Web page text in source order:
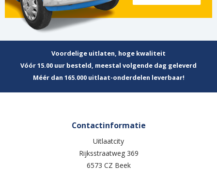
Voordelige uitlaten, hoge kwaliteit
Vóór 15.00 uur besteld, meestal volgende dag geleverd
Méér dan 165.000 uitlaat-onderdelen leverbaar!
Contactinformatie
Uitlaatcity
Rijksstraatweg 369
6573 CZ Beek